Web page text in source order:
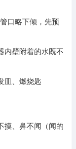
口略下倾，先预
壁附着的水既不
、燃烧匙
、鼻不闻（闻的